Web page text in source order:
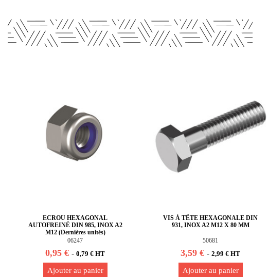
ECROU HEXAGONAL
AUTOFREINÉ DIN 985, INOX A2
M12 (Dernières unités)
06247
0,95 €-0,79 € HT
Ajouter au panier
VIS À TÊTE HEXAGONALE DIN
931, INOX A2 M12 X 80 MM
50681
3,59 €-2,99 € HT
Ajouter au panier